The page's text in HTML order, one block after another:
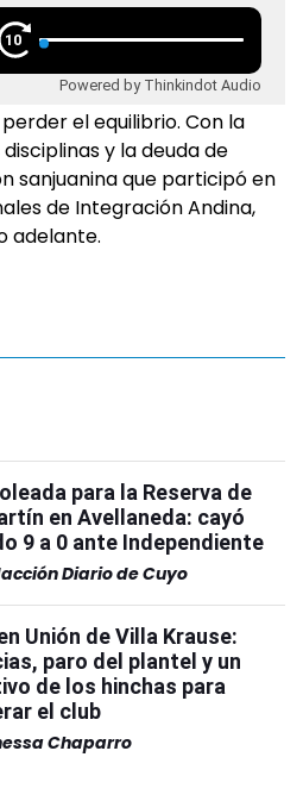
10
Powered by Thinkindot Audio
el equilibrio. Con la
y la deuda de
sanjuanina que participó en
de Integración Andina,
adelante.
para la Reserva de
en Avellaneda: cayó
9 a 0 ante Independiente
Diario de Cuyo
Unión de Villa Krause:
paro del plantel y un
de los hinchas para
el club
Chaparro